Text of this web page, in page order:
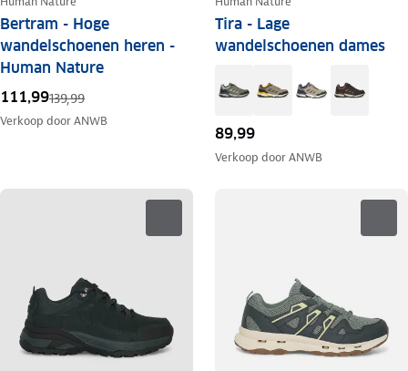
Bertram - Hoge
wandelschoenen heren -
Human Nature
111,99139,99
Verkoop doorANWB
Tira - Lage
wandelschoenen dames
89,99
Verkoop doorANWB